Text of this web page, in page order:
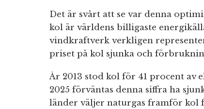
Det är svårt att se var denna
kol är världens billigaste
vindkraftverk verkligen
priset på kol sjunka och
År 2013 stod kol för 41 procent av
2025 förväntas denna siffra ha
länder väljer naturgas framför kol